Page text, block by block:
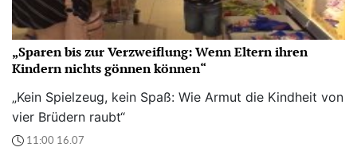
„Sparen bis zur Verzweiflung: Wenn Eltern ihren
Kindern nichts gönnen können“
„Kein Spielzeug, kein Spaß: Wie Armut die Kindheit von
vier Brüdern raubt“
11:00 16.07